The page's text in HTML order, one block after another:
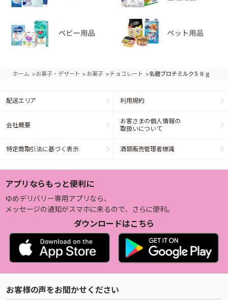
ホーム >お菓子・デザート > お菓子 >チョコレート >名糖プロチミルク５８ｇ
配送エリア 利用規約
会社概要
お客さまの個人情報の
取扱いについて
特定商取引法に基づく表示 酒類販売管理者標識
アプリならもっと便利に
ゆめデリバリー専用アプリなら、
メッセージの通知がスマホに来るので、さらに便利。
ダウンロードはこちら
お客様の声をお聞かせください